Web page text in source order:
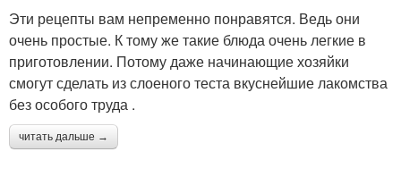
Эти рецепты вам непременно понравятся. Ведь они
очень простые. К тому же такие блюда очень легкие в
приготовлении. Потому даже начинающие хозяйки
смогут сделать из слоеного теста вкуснейшие лакомства
без особого труда .
читать дальше →